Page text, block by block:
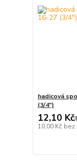
hadicová
(3/4")
12,10 Kč/
10,00 Kč bez